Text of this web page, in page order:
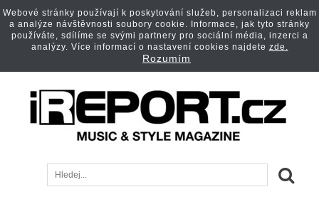
Webové stránky používají k poskytování služeb, personalizaci reklam
a analýze návštěvnosti soubory cookie. Informace, jak tyto stránky
používáte, sdílíme se svými partnery pro sociální média, inzerci a
analýzy. Více informací o nastavení cookies najdete zde.
Rozumím